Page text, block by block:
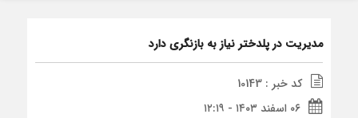
مدیریت در پلدختر نیاز به بازنگری دارد
کد خبر : 10143
۰۶ اسفند ۱۴۰۳ - ۱۲:۱۹